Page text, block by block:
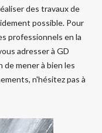
des travaux de
possible. Pour
professionnels en la
adresser à GD
mener à bien les
n'hésitez pas à